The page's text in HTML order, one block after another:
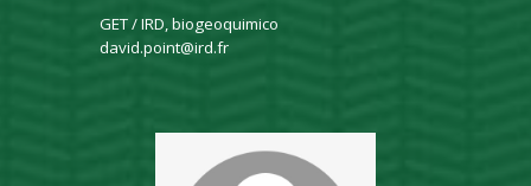
GET / IRD, biogeoquimico
david.point@ird.fr